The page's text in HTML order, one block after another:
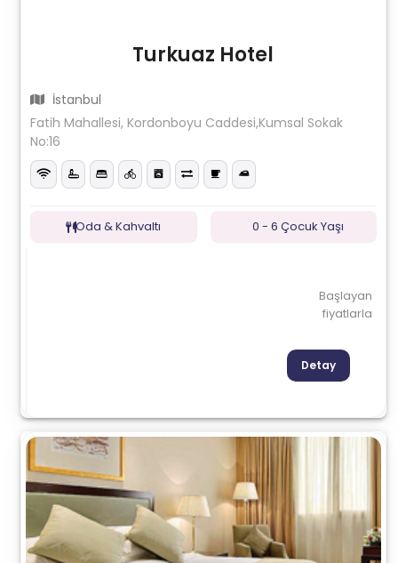
Turkuaz Hotel
İstanbul
Fatih Mahallesi, Kordonboyu Caddesi,Kumsal Sokak
No:16
Oda & Kahvaltı 0 - 6 Çocuk Yaşı
Başlayan
fiyatlarla
Detay